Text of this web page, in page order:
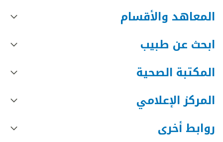
المعاهد والأقسام
ابحث عن طبيب
المكتبة الصحية
المركز الإعلامي
روابط أخرى